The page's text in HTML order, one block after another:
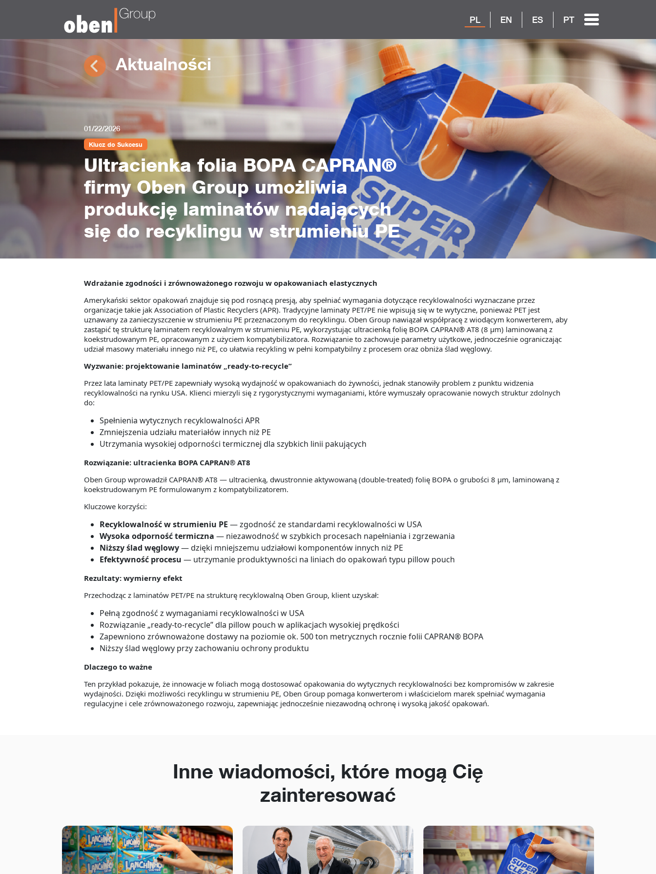
PL EN ES PT
Aktualności
01/22/2026
Klucz do Sukcesu
Ultracienka folia BOPA CAPRAN®
firmy Oben Group umożliwia
produkcję laminatów nadających
się do recyklingu w strumieniu PE
Wdrażanie zgodności i zrównoważonego rozwoju w opakowaniach elastycznych
Amerykański sektor opakowań znajduje się pod rosnącą presją, aby spełniać wymagania dotyczące recyklowalności wyznaczane przez
organizacje takie jak Association of Plastic Recyclers (APR). Tradycyjne laminaty PET/PE nie wpisują się w te wytyczne, ponieważ PET jest
uznawany za zanieczyszczenie w strumieniu PE przeznaczonym do recyklingu. Oben Group nawiązał współpracę z wiodącym konwerterem, aby
zastąpić tę strukturę laminatem recyklowalnym w strumieniu PE, wykorzystując ultracienką folię BOPA CAPRAN® AT8 (8 μm) laminowaną z
koekstrudowanym PE, opracowanym z użyciem kompatybilizatora. Rozwiązanie to zachowuje parametry użytkowe, jednocześnie ograniczając
udział masowy materiału innego niż PE, co ułatwia recykling w pełni kompatybilny z procesem oraz obniża ślad węglowy.
Wyzwanie: projektowanie laminatów „ready-to-recycle”
Przez lata laminaty PET/PE zapewniały wysoką wydajność w opakowaniach do żywności, jednak stanowiły problem z punktu widzenia
recyklowalności na rynku USA. Klienci mierzyli się z rygorystycznymi wymaganiami, które wymuszały opracowanie nowych struktur zdolnych
do:
Spełnienia wytycznych recyklowalności APR
Zmniejszenia udziału materiałów innych niż PE
Utrzymania wysokiej odporności termicznej dla szybkich linii pakujących
Rozwiązanie: ultracienka BOPA CAPRAN® AT8
Oben Group wprowadził CAPRAN® AT8 — ultracienką, dwustronnie aktywowaną (double-treated) folię BOPA o grubości 8 μm, laminowaną z
koekstrudowanym PE formulowanym z kompatybilizatorem.
Kluczowe korzyści:
Recyklowalność w strumieniu PE — zgodność ze standardami recyklowalności w USA
Wysoka odporność termiczna — niezawodność w szybkich procesach napełniania i zgrzewania
Niższy ślad węglowy— dzięki mniejszemu udziałowi komponentów innych niż PE
Efektywność procesu — utrzymanie produktywności na liniach do opakowań typu pillow pouch
Rezultaty: wymierny efekt
Przechodząc z laminatów PET/PE na strukturę recyklowalną Oben Group, klient uzyskał:
Pełną zgodność z wymaganiami recyklowalności w USA
Rozwiązanie „ready-to-recycle” dla pillow pouch w aplikacjach wysokiej prędkości
Zapewniono zrównoważone dostawy na poziomie ok. 500 ton metrycznych rocznie folii CAPRAN® BOPA
Niższy ślad węglowy przy zachowaniu ochrony produktu
Dlaczego to ważne
Ten przykład pokazuje, że innowacje w foliach mogą dostosować opakowania do wytycznych recyklowalności bez kompromisów w zakresie
wydajności. Dzięki możliwości recyklingu w strumieniu PE, Oben Group pomaga konwerterom i właścicielom marek spełniać wymagania
regulacyjne i cele zrównoważonego rozwoju, zapewniając jednocześnie niezawodną ochronę i wysoką jakość opakowań.
Inne wiadomości, które mogą Cię
zainteresować